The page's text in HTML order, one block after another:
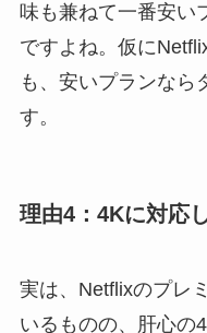
味も兼ねて一番安い
ですよね。仮に
も、安いプランなら
す。
理由4：4Kに対応
実は、Netflixのプレ
いるものの、肝心の